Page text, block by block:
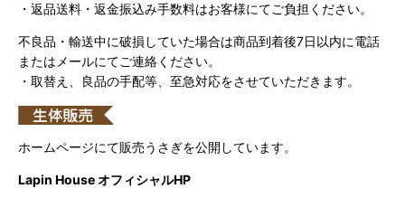
・返品送料・返金振込み手数料はお客様にてご負担ください。
不良品・輸送中に破損していた場合は商品到着後7日以内に電話
またはメールにてご連絡ください。
・取替え、良品の手配等、至急対応をさせていただきます。
ホームページにて販売うさぎを公開しています。
Lapin House オフィシャルHP